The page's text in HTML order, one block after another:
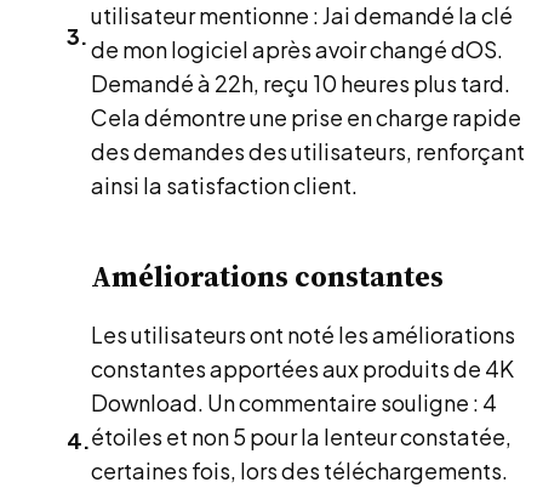
utilisateur mentionne : Jai demandé la clé
de mon logiciel après avoir changé dOS.
Demandé à 22h, reçu 10 heures plus tard.
Cela démontre une prise en charge rapide
des demandes des utilisateurs, renforçant
ainsi la satisfaction client.
Améliorations constantes
Les utilisateurs ont noté les améliorations
constantes apportées aux produits de 4K
Download. Un commentaire souligne : 4
étoiles et non 5 pour la lenteur constatée,
certaines fois, lors des téléchargements.